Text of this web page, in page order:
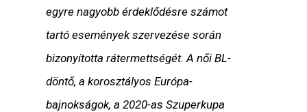
egyre nagyobb érdeklődésre számot
tartó események szervezése során
bizonyította rátermettségét. A női BL-
döntő, a korosztályos Európa-
bajnokságok, a 2020-as Szuperkupa